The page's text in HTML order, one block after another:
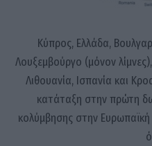
Κύπρος, Ελλάδα,
Λουξεμβούργο (μόνον
Λιθουανία, Ισπανία και
κατάταξη στην πρώτη
κολύμβησης στην